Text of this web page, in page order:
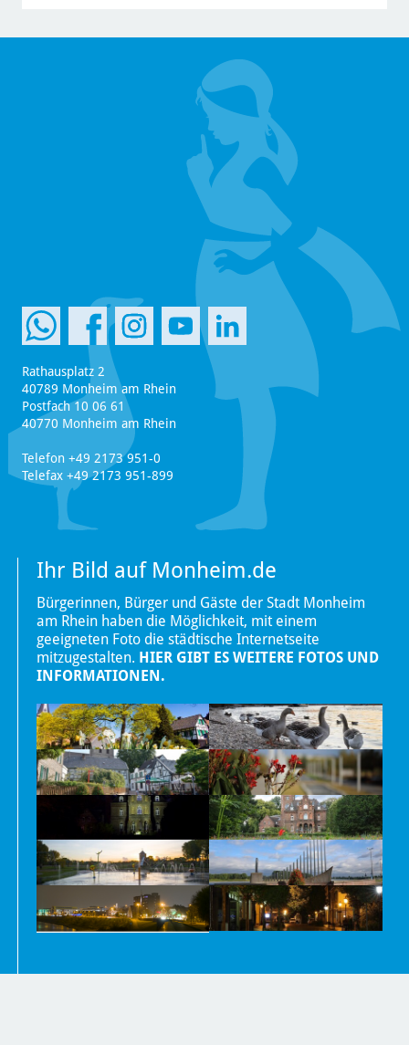
Rathausplatz 2
40789 Monheim am Rhein
Postfach 10 06 61
40770 Monheim am Rhein
Telefon +49 2173 951-0
Telefax +49 2173 951-899
Ihr Bild auf Monheim.de
Bürgerinnen, Bürger und Gäste der Stadt Monheim
am Rhein haben die Möglichkeit, mit einem
geeigneten Foto die städtische Internetseite
mitzugestalten. HIER GIBT ES WEITERE FOTOS UND
INFORMATIONEN.